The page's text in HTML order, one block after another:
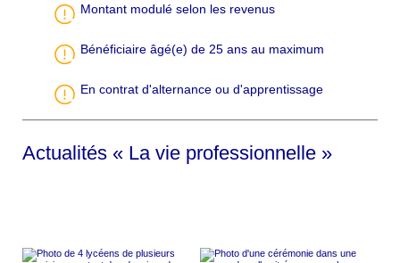
Montant modulé selon les revenus
Bénéficiaire âgé(e) de 25 ans au maximum
En contrat d'alternance ou d'apprentissage
Actualités « La vie professionnelle »